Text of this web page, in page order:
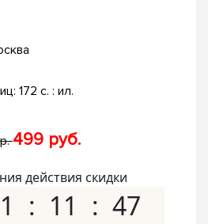
172 с. : ил.
499 руб.
действия скидки
11 46